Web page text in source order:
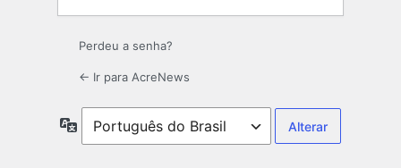
Perdeu a senha?
← Ir para AcreNews
Idioma